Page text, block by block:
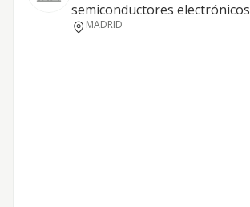
semiconductores electrónicos
MADRID